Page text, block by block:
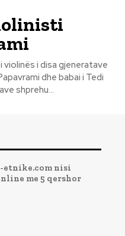
i disa gjeneratave
dhe babai i Tedi
shprehu...
etnike.com nisi
me 5 qershor